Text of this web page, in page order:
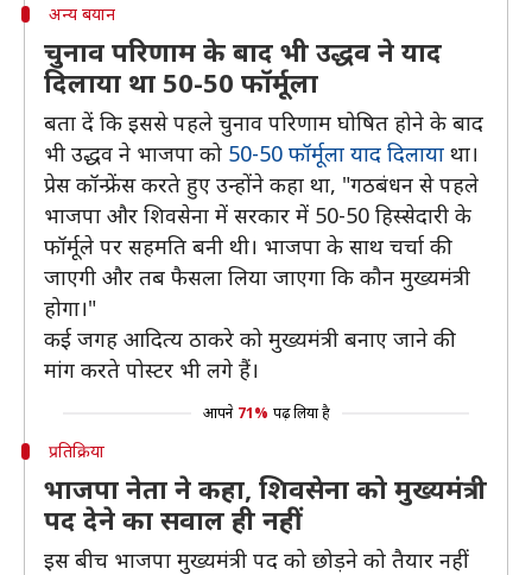
अन्य बयान
चुनाव परिणाम के बाद भी उद्धव ने याद
दिलाया था 50-50 फॉर्मूला
बता दें कि इससे पहले चुनाव परिणाम घोषित होने के बाद
भी उद्धव ने भाजपा को 50-50 फॉर्मूला याद दिलाया था।
प्रेस कॉन्फ्रेंस करते हुए उन्होंने कहा था, "गठबंधन से पहले
भाजपा और शिवसेना में सरकार में 50-50 हिस्सेदारी के
फॉर्मूले पर सहमति बनी थी। भाजपा के साथ चर्चा की
जाएगी और तब फैसला लिया जाएगा कि कौन मुख्यमंत्री
होगा।"
कई जगह आदित्य ठाकरे को मुख्यमंत्री बनाए जाने की
मांग करते पोस्टर भी लगे हैं।
आपने 71% पढ़ लिया है
प्रतिक्रिया
भाजपा नेता ने कहा, शिवसेना को मुख्यमंत्री
पद देने का सवाल ही नहीं
इस बीच भाजपा मुख्यमंत्री पद को छोड़ने को तैयार नहीं